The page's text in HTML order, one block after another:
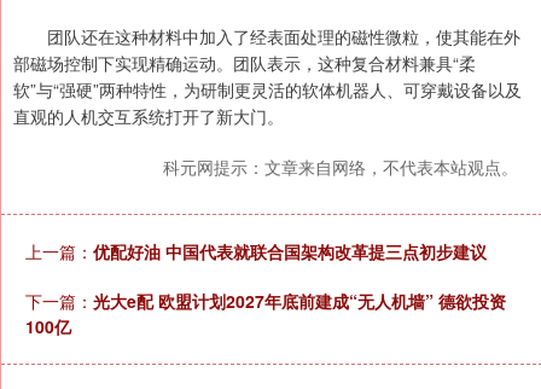
团队还在这种材料中加入了经表面处理的磁性微粒，使其能在外
部磁场控制下实现精确运动。团队表示，这种复合材料兼具“柔
软”与“强硬”两种特性，为研制更灵活的软体机器人、可穿戴设备以及
直观的人机交互系统打开了新大门。
科元网提示：文章来自网络，不代表本站观点。
上一篇： 优配好油 中国代表就联合国架构改革提三点初步建议
下一篇： 光大e配 欧盟计划2027年底前建成“无人机墙” 德欲投资
100亿